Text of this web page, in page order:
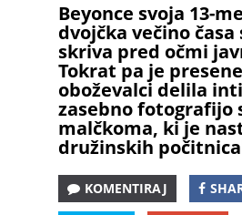
Beyonce svoja 13-
dvojčka večino
skriva pred očmi
Tokrat pa je
oboževalci delila
zasebno fotografijo
malčkoma, ki je
družinskih
KOMENTIRAJ